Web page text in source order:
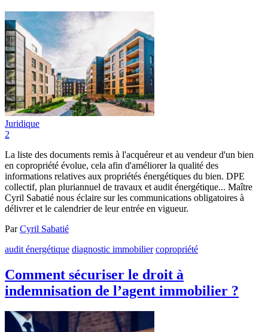
Juridique
2
La liste des documents remis à l'acquéreur et au vendeur d'un bien
en copropriété évolue, cela afin d'améliorer la qualité des
informations relatives aux propriétés énergétiques du bien. DPE
collectif, plan pluriannuel de travaux et audit énergétique... Maître
Cyril Sabatié nous éclaire sur les communications obligatoires à
délivrer et le calendrier de leur entrée en vigueur.
ParCyril Sabatié
audit énergétique diagnostic immobilier copropriété
Comment sécuriser le droit à
indemnisation de l’agent immobilier ?